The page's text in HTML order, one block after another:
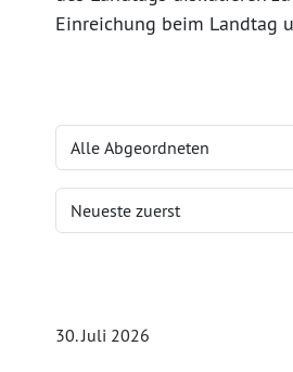
Einreichung beim Landtag
30. Juli 2026